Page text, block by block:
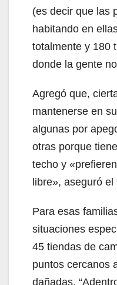
(es decir que las
habitando en
totalmente y 180
donde la gente
Agregó que,
mantenerse en
algunas por
otras porque
techo y
libre», aseguró el
Para esas
situaciones
45 tiendas de
puntos cercanos
dañadas.